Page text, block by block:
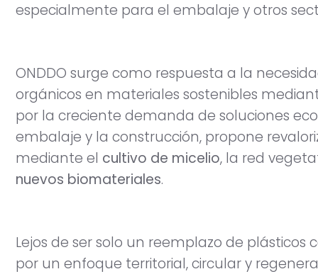
especialmente para el embalaje y otros
ONDDO surge como respuesta a la
orgánicos en materiales sostenibles
por la creciente demanda de soluciones
embalaje y la construcción, propone
mediante el cultivo de micelio, la red
nuevos biomateriales.
Lejos de ser solo un reemplazo de plásticos
por un enfoque territorial, circular y